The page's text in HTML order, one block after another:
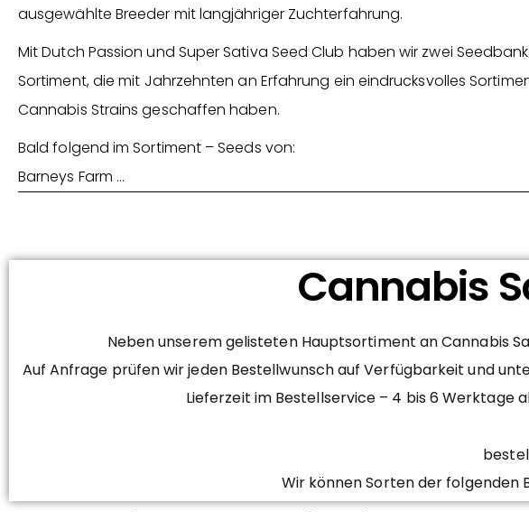
ausgewählte Breeder mit langjähriger Zuchterfahrung.
Mit Dutch Passion und Super Sativa Seed Club haben wir zwei
Sortiment, die mit Jahrzehnten an Erfahrung ein eindrucksvolles
Cannabis Strains geschaffen haben.
Bald folgend im Sortiment – Seeds von:
Barneys Farm …
Cannabis
Neben unserem gelisteten Hauptsortiment an Cannabis
Auf Anfrage prüfen wir jeden Bestellwunsch auf Verfügbarkeit und
Lieferzeit im Bestellservice – 4 bis 6 Werktage
Wir können Sorten der folgenden